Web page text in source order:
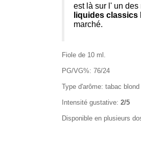
est là sur l' un des
liquides classics
marché.
Fiole de 10 ml.
PG/VG%: 76/24
Type d'arôme: tabac blond
Intensité gustative: 2/5
Disponible en plusieurs